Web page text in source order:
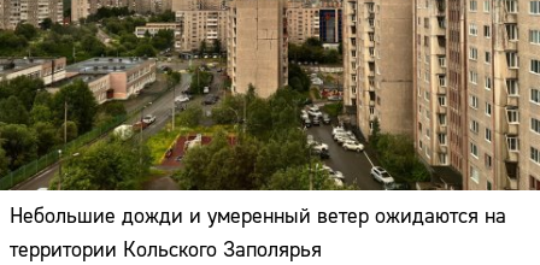
Небольшие дожди и умеренный ветер ожидаются на
территории Кольского Заполярья